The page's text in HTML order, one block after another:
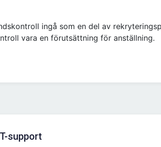
ingå som en del av
vara en förutsättning för anställning.
support